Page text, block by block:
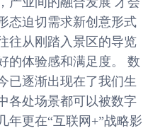
态迫切需求新创意形式
往从刚踏入景区的导览
的体验感和满足度。 数
已逐渐出现在了我们生
各处场景都可以被数字
年更在“互联网+”战略影